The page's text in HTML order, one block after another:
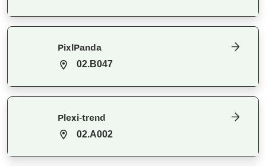
PixlPanda
02.B047
Plexi-trend
02.A002